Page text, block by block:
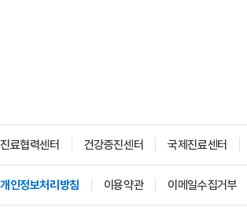
진료협력센터 건강증진센터 국제진료센터
개인정보처리방침 이용약관 이메일수집거부